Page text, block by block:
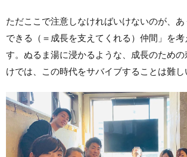
ただここで注意しなければいけないのが、
できる（＝成長を支えてくれる）仲間」を
す。ぬるま湯に浸かるような、成長のため
けでは、この時代をサバイブすることは難し